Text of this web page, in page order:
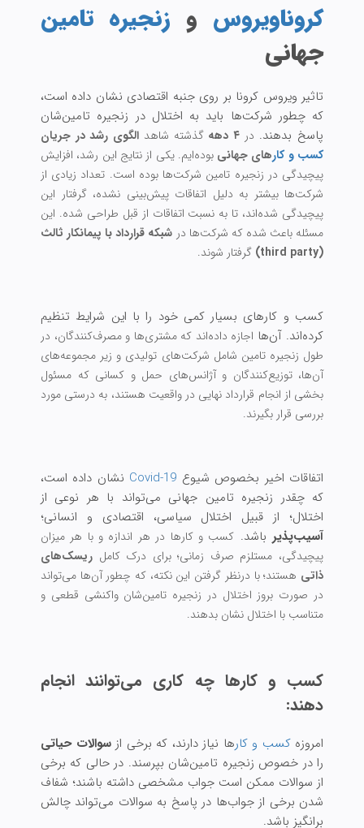
کروناویروس و زنجیره تامین
جهانی
تاثیر ویروس کرونا بر روی جنبه اقتصادی نشان داده است،
که چطور شرکت‌ها باید به اختلال در زنجیره تامین‌شان
پاسخ بدهند. در۴ دهه گذشته شاهد الگوی رشد در جریان
کسب و کارهای جهانی بوده‌ایم. یکی از نتایج این رشد، افزایش
پیچیدگی در زنجیره تامین شرکت‌ها بوده است. تعداد زیادی از
شرکت‌ها بیشتر به دلیل اتفاقات پیش‌بینی نشده، گرفتار این
پیچیدگی شده‌اند،‌ تا به نسبت اتفاقات از قبل طراحی شده. این
مسئله باعث شده که شرکت‌ها در شبکه قرارداد با پیمانکار ثالث
(third party)
گرفتار شوند.
کسب و کارهای بسیار کمی خود را با این شرایط تنظیم
کرده‌اند. آن‌ها اجازه داده‌اند که مشتری‌ها و مصرف‌کنندگان، در
طول زنجیره تامین شامل شرکت‌های تولیدی و زیر مجموعه‌های
آن‌ها، توزیع‌کنندگان و آژانس‌های حمل و کسانی که مسئول
بخشی از انجام قرارداد نهایی در واقعیت هستند، به درستی مورد
بررسی قرار بگیرند.
اتفاقات اخیر بخصوص شیوع Covid-19 نشان داده است،
که چقدر زنجیره تامین جهانی می‌تواند با هر نوعی از
اختلال؛ از قبیل اختلال سیاسی، اقتصادی و انسانی؛
آسیب‌پذیر باشد. کسب و کارها در هر اندازه و با هر میزان
پیچیدگی، مستلزم صرف زمانی؛ برای درک کامل ریسک‌های
ذاتی هستند؛ با درنظر گرفتن این نکته، که چطور آن‌ها می‌تواند
در صورت بروز اختلال در زنجیره تامین‌شان واکنشی قطعی و
متناسب با اختلال ‌نشان بدهند.
کسب و کارها چه کاری می‌توانند انجام
دهند:
امروزهکسب و کارها نیاز دارند، که برخی ازسوالات حیاتی
را در خصوص زنجیره تامین‌شان بپرسند. در حالی که برخی
از سوالات ممکن است جواب مشخصی داشته باشند؛ شفاف
شدن برخی از جواب‌ها در پاسخ به سوالات می‌تواند چالش
برانگیز باشد.